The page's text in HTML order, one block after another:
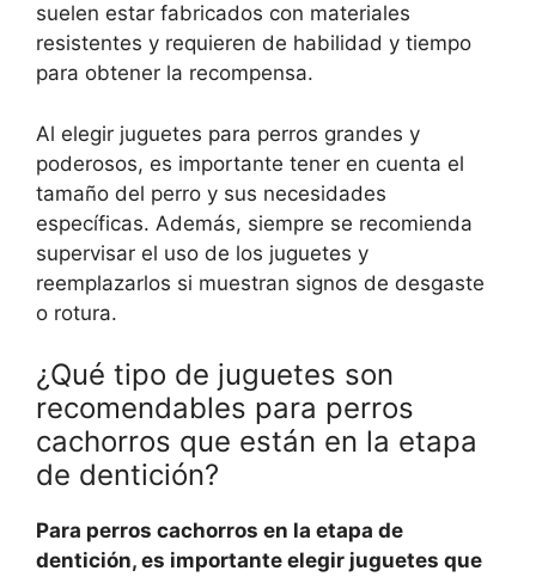
suelen estar fabricados con materiales
resistentes y requieren de habilidad y tiempo
para obtener la recompensa.
Al elegir juguetes para perros grandes y
poderosos, es importante tener en cuenta el
tamaño del perro y sus necesidades
específicas. Además, siempre se recomienda
supervisar el uso de los juguetes y
reemplazarlos si muestran signos de desgaste
o rotura.
¿Qué tipo de juguetes son
recomendables para perros
cachorros que están en la etapa
de dentición?
Para perros cachorros en la etapa de
dentición, es importante elegir juguetes que